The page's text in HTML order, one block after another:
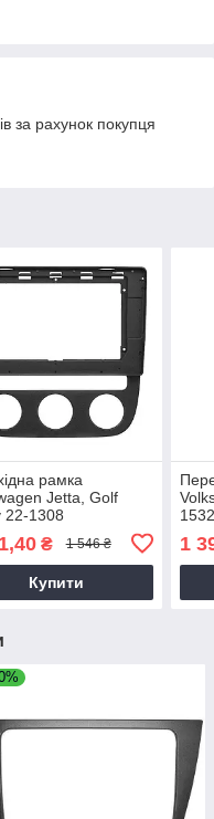
за рахунок покупця
рамка
Jetta, Golf
22-1308
₴ 1 546 ₴
Купити
1